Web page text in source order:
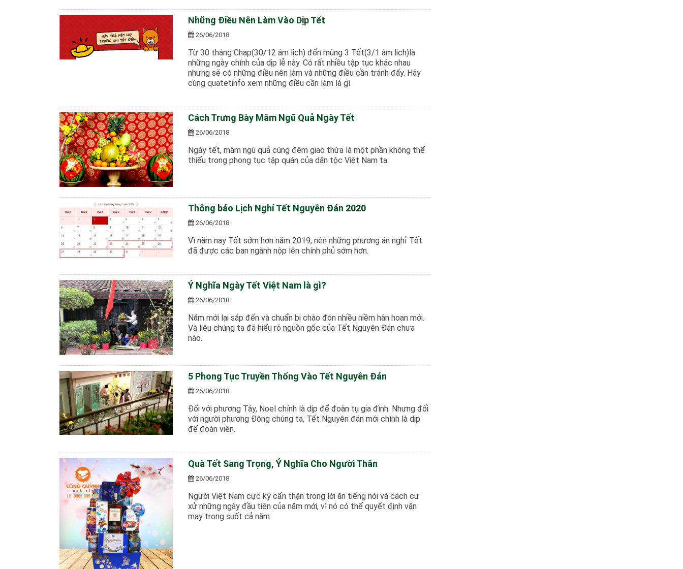
Những Điều Nên Làm Vào Dịp Tết
26/06/2018
Từ 30 tháng Chạp(30/12 âm lịch) đến mùng 3 Tết(3/1 âm lịch)là
những ngày chính của dịp lễ này. Có rất nhiều tập tục khác nhau
nhưng sẽ có những điều nên làm và những điều cần tránh đấy. Hãy
cùng quatetinfo xem những điều cần làm là gì
Cách Trưng Bày Mâm Ngũ Quả Ngày Tết
26/06/2018
Ngày tết, mâm ngũ quả cúng đêm giao thừa là một phần không thể
thiếu trong phong tục tập quán của dân tộc Việt Nam ta.
Thông báo Lịch Nghỉ Tết Nguyên Đán 2020
26/06/2018
Vì năm nay Tết sớm hơn năm 2019, nên những phương án nghỉ Tết
đã được các ban ngành nộp lên chính phủ sớm hơn.
Ý Nghĩa Ngày Tết Việt Nam là gì?
26/06/2018
Năm mới lại sắp đến và chuẩn bị chào đón nhiều niềm hân hoan mới.
Và liệu chúng ta đã hiểu rõ nguồn gốc của Tết Nguyên Đán chưa
nào.
5 Phong Tục Truyền Thống Vào Tết Nguyên Đán
26/06/2018
Đối với phương Tây, Noel chính là dịp để đoàn tụ gia đình. Nhưng đối
với người phương Đông chúng ta, Tết Nguyên đán mới chính là dịp
để đoàn viên.
Quà Tết Sang Trọng, Ý Nghĩa Cho Người Thân
26/06/2018
Người Việt Nam cực kỳ cẩn thận trong lời ăn tiếng nói và cách cư
xử những ngày đầu tiên của năm mới, vì nó có thể quyết định vận
may trong suốt cả năm.